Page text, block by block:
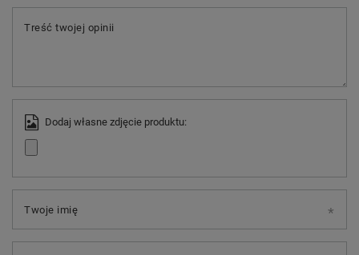
Treść twojej opinii
Dodaj własne zdjęcie produktu:
Twoje imię